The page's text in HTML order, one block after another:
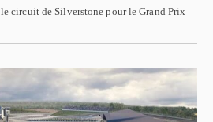
circuit de Silverstone pour le Grand Prix